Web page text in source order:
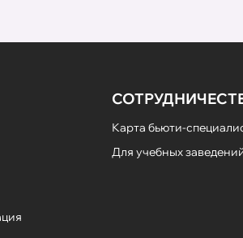
Карта бьюти-
Для учебных